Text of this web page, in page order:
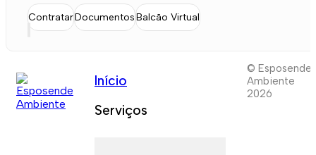
ContratarDocumentosBalcão Virtual
Início
Serviços
© Esposende
Ambiente
2026